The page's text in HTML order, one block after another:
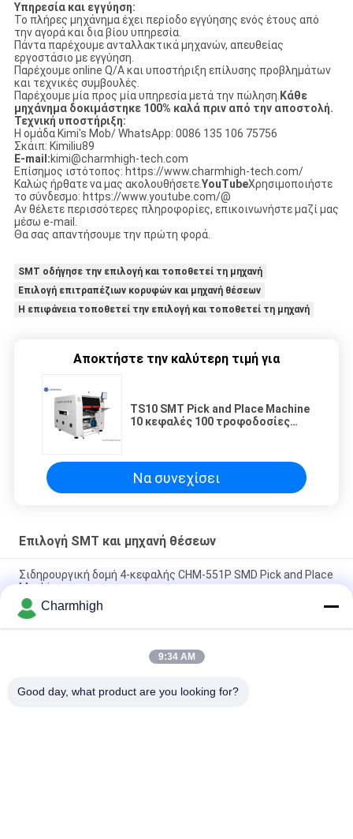
Υπηρεσία και εγγύηση:
Το πλήρες μηχάνημα έχει περίοδο εγγύησης ενός έτους από
την αγορά και δια βίου υπηρεσία.
Πάντα παρέχουμε ανταλλακτικά μηχανών, απευθείας
εργοστάσιο με εγγύηση.
Παρέχουμε online Q/A και υποστήριξη επίλυσης προβλημάτων
και τεχνικές συμβουλές.
Παρέχουμε μία προς μία υπηρεσία μετά την πώληση. Κάθε
μηχάνημα δοκιμάστηκε 100% καλά πριν από την αποστολή.
Τεχνική υποστήριξη:
Η ομάδα Kimi's Mob/ WhatsApp: 0086 135 106 75756
Σκάιπ: Kimiliu89
E-mail:kimi@charmhigh-tech.com
Επίσημος ιστότοπος: https://www.charmhigh-tech.com/
Καλώς ήρθατε να μας ακολουθήσετε.YouTubeΧρησιμοποιήστε
το σύνδεσμο: https://www.youtube.com/@
Αν θέλετε περισσότερες πληροφορίες, επικοινωνήστε μαζί μας
μέσω e-mail.
Θα σας απαντήσουμε την πρώτη φορά.
SMT οδήγησε την επιλογή και τοποθετεί τη μηχανή
Επιλογή επιτραπέζιων κορυφών και μηχανή θέσεων
Η επιφάνεια τοποθετεί την επιλογή και τοποθετεί τη μηχανή
Αποκτήστε την καλύτερη τιμή για
TS10 SMT Pick and Place Machine
10 κεφαλές 100 τροφοδοσίες
Να συνεχίσει
Επιλογή SMT και μηχανή θέσεων
Σιδηρουργική δομή 4-κεφαλής CHM-551P SMD Pick and Place
Machine
Στενό σχεδιασμό υψηλής ακρίβειας TC06 SMT pick and place
machine 6 κεφάλια στήριξη 01005
Η Charmhigh TM08 PCBA Manufacturing SMT Chip Mounter
Charmhigh
9:34 AM
Good day, what product are you looking for?